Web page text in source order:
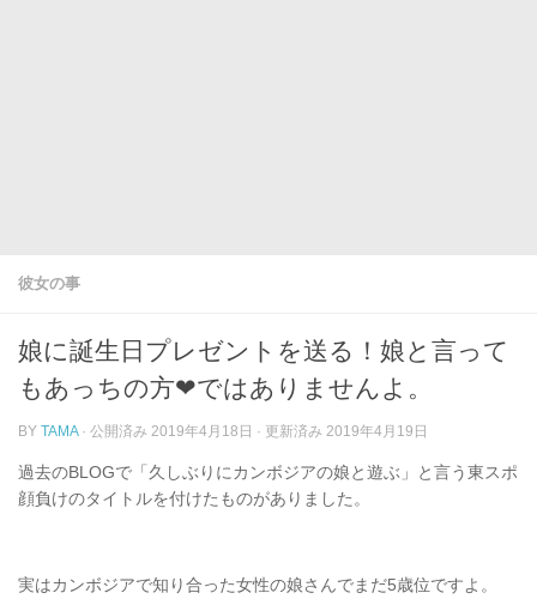
彼女の事
娘に誕生日プレゼントを送る！娘と言って
もあっちの方❤ではありませんよ。
BY TAMA · 公開済み 2019年4月18日 · 更新済み 2019年4月19日
過去のBLOGで「久しぶりにカンボジアの娘と遊ぶ」と言う東スポ
顔負けのタイトルを付けたものがありました。
実はカンボジアで知り合った女性の娘さんでまだ5歳位ですよ。